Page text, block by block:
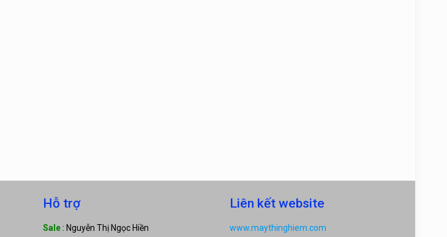
Hỗ trợ
Sale : Nguyễn Thị Ngọc Hiền
Liên kết website
www.maythinghiem.com